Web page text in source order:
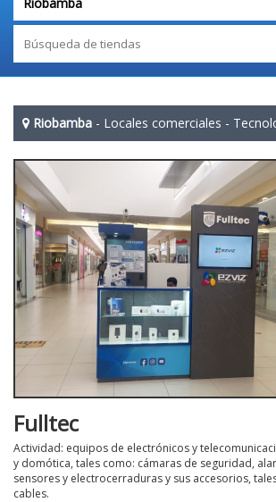
Riobamba - Locales comerciales -
Fulltec
Actividad: equipos de electrónicos y
y domótica, tales como: cámaras de seguridad,
sensores y electrocerraduras y sus accesorios,
cables.